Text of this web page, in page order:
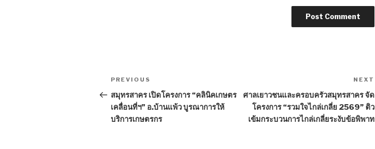
Post
navigation
Previous
Post
PREVIOUS
สมุทรสาคร เปิดโครงการ “คลินิคเกษตร
เคลื่อนที่ฯ” อ.บ้านแพ้ว บูรณาการให้
บริการเกษตรกร
NEXT
ศาลเยาวชนและครอบครัวสมุทรสาคร จัด
โครงการ “รวมใจไกล่เกลี่ย 2569” ติว
เข้มกระบวนการไกล่เกลี่ยระงับข้อพิพาท